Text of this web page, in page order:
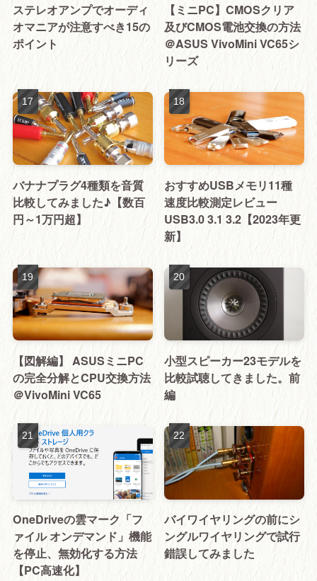
ステレオアンプでオーディ
オマニアが注意すべき15の
ポイント
【ミニPC】CMOSクリア
及びCMOS電池交換の方法
＠ASUS VivoMini VC65シ
リーズ
バナナプラグ4種類を音質
比較してみました♪【数百
円～1万円超】
おすすめUSBメモリ11種
速度比較測定レビュー
USB3.0 3.1 3.2【2023年更
新】
【図解編】 ASUSミニPC
の完全分解とCPU交換方法
＠VivoMini VC65
小型スピーカー23モデルを
比較試聴してきました。前
編
OneDriveの雲マーク「フ
ァイル オンデマンド」機能
を停止、無効化する方法
【PC高速化】
バイワイヤリングの前にシ
ングルワイヤリングで試行
錯誤してみました